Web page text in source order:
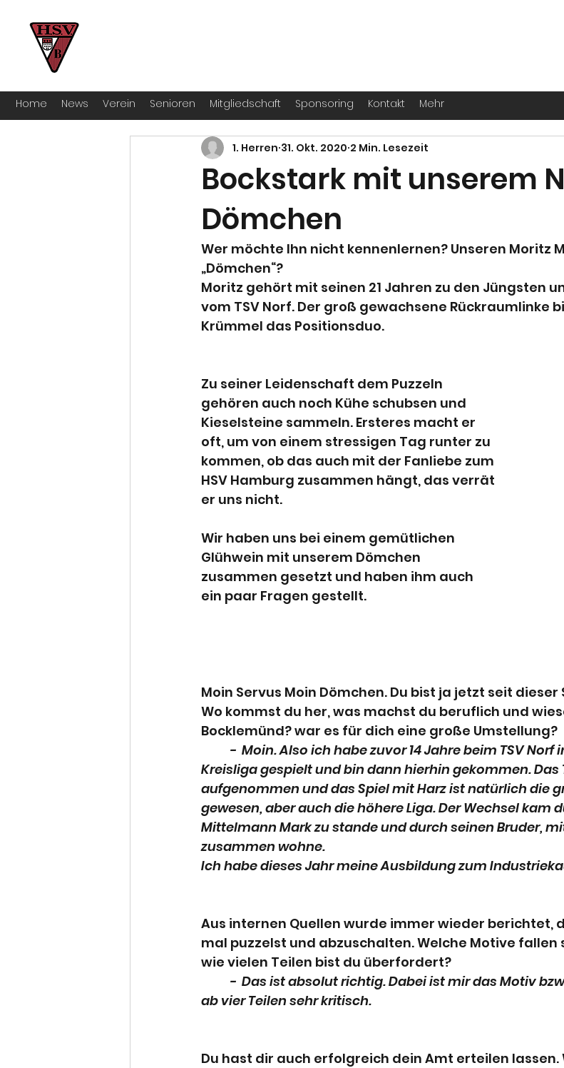
Home News Verein Senioren Mitgliedschaft Sponsoring Kontakt Mehr
Bockstark mit unserem
Dömchen
1. Herren 31. Okt. 2020 2 Min. Lesezeit
Wer möchte Ihn nicht kennenlernen? Unseren Moritz
„Dömchen“?
Moritz gehört mit seinen 21 Jahren zu den Jüngsten
vom TSV Norf. Der groß gewachsene Rückraumlinke
Krümmel das Positionsduo.
Zu seiner Leidenschaft dem Puzzeln
gehören auch noch Kühe schubsen und
Kieselsteine sammeln. Ersteres macht er
oft, um von einem stressigen Tag runter zu
kommen, ob das auch mit der Fanliebe zum
HSV Hamburg zusammen hängt, das verrät
er uns nicht.
Wir haben uns bei einem gemütlichen
Glühwein mit unserem Dömchen
zusammen gesetzt und haben ihm auch
ein paar Fragen gestellt.
Moin Servus Moin Dömchen. Du bist ja jetzt seit dieser
Wo kommst du her, was machst du beruflich und
Bocklemünd? war es für dich eine große Umstellung?
-  Moin. Also ich habe zuvor 14 Jahre beim TSV Norf
Kreisliga gespielt und bin dann hierhin gekommen.
aufgenommen und das Spiel mit Harz ist natürlich die
gewesen, aber auch die höhere Liga. Der Wechsel kam
Mittelmann Mark zu stande und durch seinen Bruder,
zusammen wohne.
Ich habe dieses Jahr meine Ausbildung zum
Aus internen Quellen wurde immer wieder berichtet,
mal puzzelst und abzuschalten. Welche Motive fallen
wie vielen Teilen bist du überfordert?
-  Das ist absolut richtig. Dabei ist mir das Motiv
ab vier Teilen sehr kritisch.
Du hast dir auch erfolgreich dein Amt erteilen lassen.